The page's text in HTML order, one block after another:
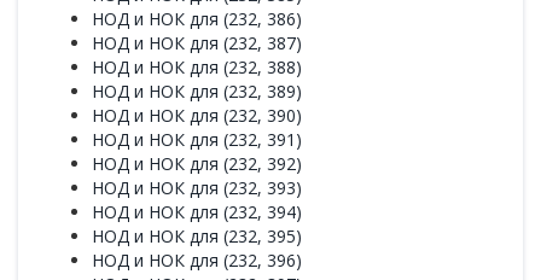
НОД и НОК для (232, 386)
НОД и НОК для (232, 387)
НОД и НОК для (232, 388)
НОД и НОК для (232, 389)
НОД и НОК для (232, 390)
НОД и НОК для (232, 391)
НОД и НОК для (232, 392)
НОД и НОК для (232, 393)
НОД и НОК для (232, 394)
НОД и НОК для (232, 395)
НОД и НОК для (232, 396)